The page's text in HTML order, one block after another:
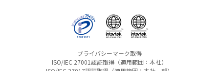
プライバシーマーク取得
ISO/IEC 27001認証取得（適用範囲：本社）